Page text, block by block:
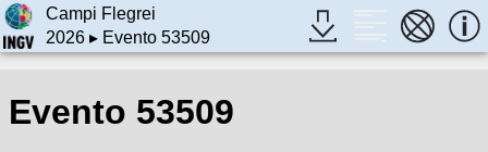
Campi Flegrei
2026▸ Evento 53509
Evento 53509